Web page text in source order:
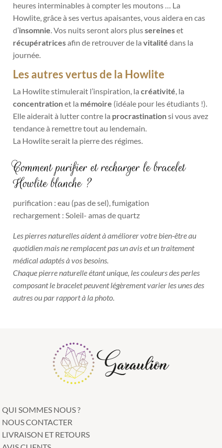
heures interminables à compter les moutons … La
Howlite, grâce à ses vertus apaisantes, vous aidera en cas
d’insomnie. Vos nuits seront alors plussereineset
récupératricesafin de retrouver de lavitalité dans la
journée.
Les autres vertus de la Howlite
La Howlite stimulerait l’inspiration, lacréativité, la
concentrationet la mémoire (idéale pour les étudiants !).
Elle aiderait à lutter contre la procrastinationsi vous avez
tendance à remettre tout au lendemain.
La Howlite serait la pierre des régimes.
Comment purifier et recharger le bracelet
Howlite blanche ?
purification : eau (pas de sel), fumigation
rechargement : Soleil- amas de quartz
Les pierres naturelles aident à améliorer votre bien-être au
quotidien mais ne remplacent pas un avis et un traitement
médical adaptés à vos besoins.
Chaque pierre naturelle étant unique, les couleurs des perles
composant le bracelet peuvent légèrement varier les unes des
autres ou par rapport à la photo.
QUI SOMMES NOUS ?
NOUS CONTACTER
LIVRAISON ET RETOURS